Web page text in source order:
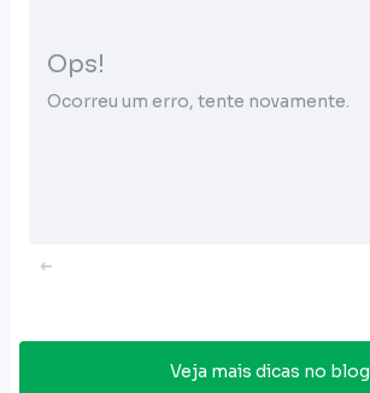
Ops!
Ocorreu um erro, tente novamente.
Veja mais dicas no blog